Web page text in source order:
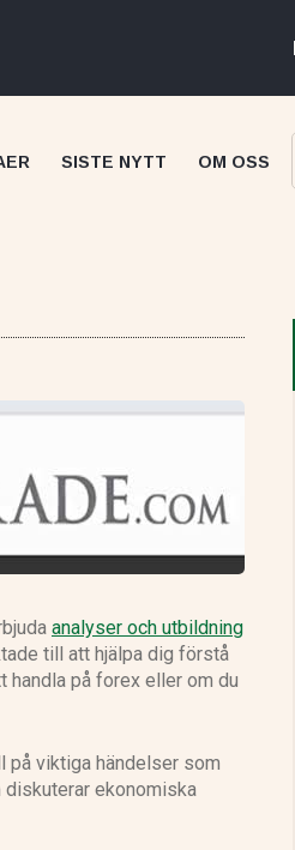
SISTE NYTT OM OSS
analyser och utbildning
till att hjälpa dig förstå
handla på forex eller om du
på viktiga händelser som
diskuterar ekonomiska